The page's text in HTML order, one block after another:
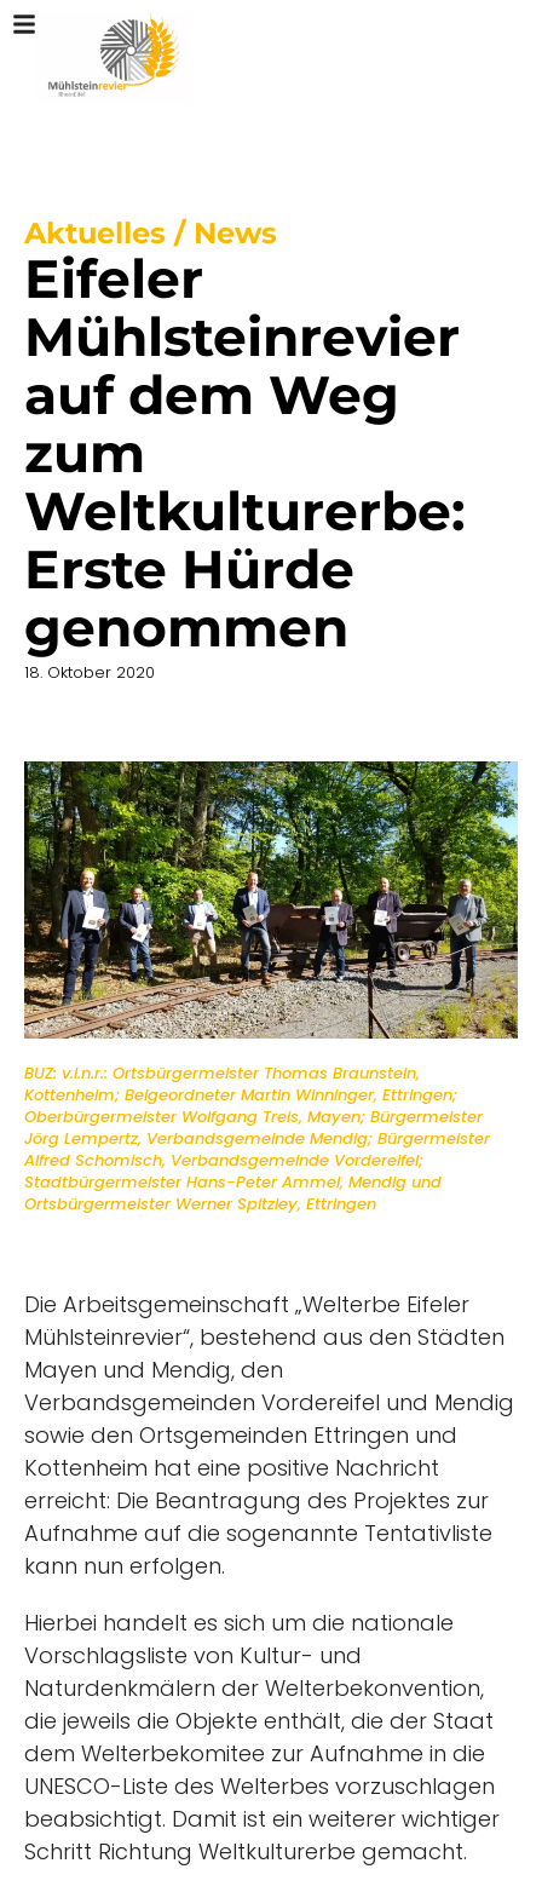
Aktuelles / News
Eifeler
Mühlsteinrevier
auf dem Weg
zum
Weltkulturerbe:
Erste Hürde
genommen
18. Oktober 2020
BUZ: v.l.n.r.: Ortsbürgermeister Thomas Braunstein,
Kottenheim; Beigeordneter Martin Winninger, Ettringen;
Oberbürgermeister Wolfgang Treis, Mayen; Bürgermeister
Jörg Lempertz, Verbandsgemeinde Mendig; Bürgermeister
Alfred Schomisch, Verbandsgemeinde Vordereifel;
Stadtbürgermeister Hans-Peter Ammel, Mendig und
Ortsbürgermeister Werner Spitzley, Ettringen
Die Arbeitsgemeinschaft „Welterbe Eifeler
Mühlsteinrevier“, bestehend aus den Städten
Mayen und Mendig, den
Verbandsgemeinden Vordereifel und Mendig
sowie den Ortsgemeinden Ettringen und
Kottenheim hat eine positive Nachricht
erreicht: Die Beantragung des Projektes zur
Aufnahme auf die sogenannte Tentativliste
kann nun erfolgen.
Hierbei handelt es sich um die nationale
Vorschlagsliste von Kultur- und
Naturdenkmälern der Welterbekonvention,
die jeweils die Objekte enthält, die der Staat
dem Welterbekomitee zur Aufnahme in die
UNESCO-Liste des Welterbes vorzuschlagen
beabsichtigt. Damit ist ein weiterer wichtiger
Schritt Richtung Weltkulturerbe gemacht.